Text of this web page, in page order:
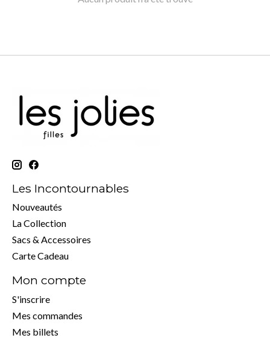
Les Incontournables
Nouveautés
La Collection
Sacs & Accessoires
Carte Cadeau
Mon compte
S'inscrire
Mes commandes
Mes billets